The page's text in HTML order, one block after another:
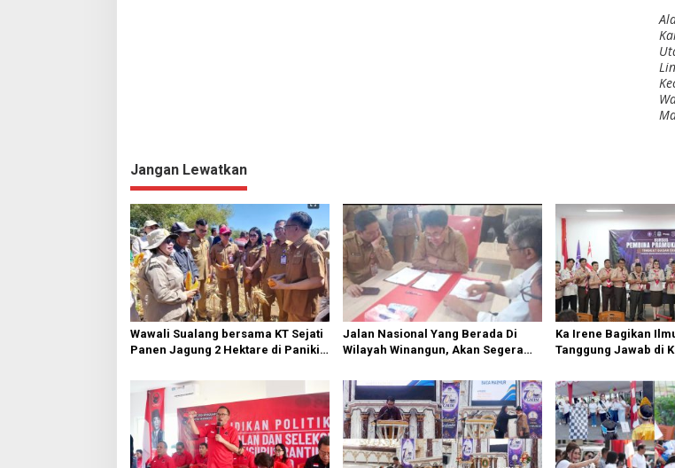
Jangan Lewatkan
Wawali Sualang bersama KT Sejati
Panen Jagung 2 Hektare di Paniki
Jalan Nasional Yang Berada Di
Wilayah Winangun, Akan Segera
Ka Irene Bagikan
Tanggung Jawab di